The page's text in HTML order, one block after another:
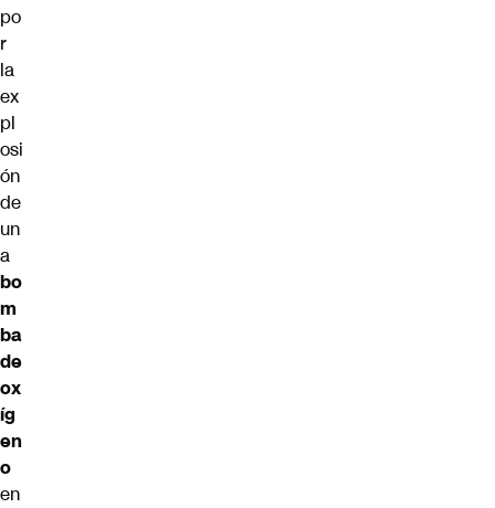
po
r
la
ex
pl
osi
ón
de
un
a
bo
m
ba
de
ox
íg
en
o
en